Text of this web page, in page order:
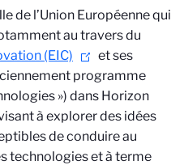
de l’Union Européenne qui
au travers du
(EIC)
et ses
programme
») dans Horizon
à explorer des idées
de conduire au
technologies et à terme